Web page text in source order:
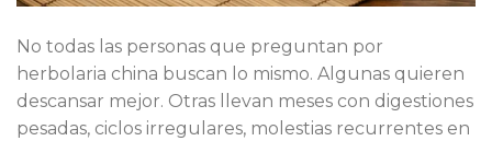
No todas las personas que preguntan por
herbolaria china buscan lo mismo. Algunas quieren
descansar mejor. Otras llevan meses con digestiones
pesadas, ciclos irregulares, molestias recurrentes en